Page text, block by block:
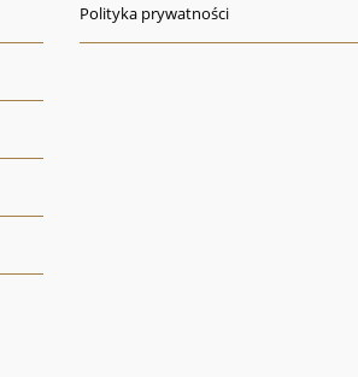
Polityka prywatności